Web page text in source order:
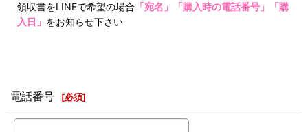
領収書をLINEで希望の場合 「宛名」「購入時の電話番号」「購
入日」 をお知らせ下さい
電話番号 [必須]